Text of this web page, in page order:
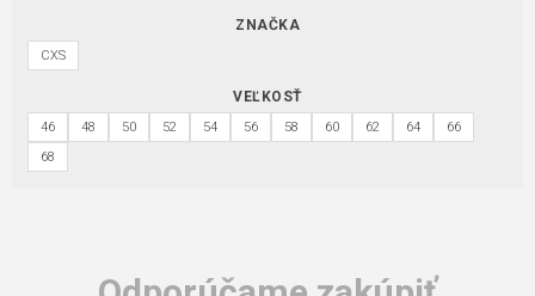
ZNAČKA
CXS
VEĽKOSŤ
46 48 50 52 54 56 58 60 62 64
66
68